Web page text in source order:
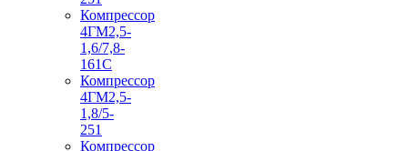
Компрессор
4ГМ2,5-
1,6/7,8-
161С
Компрессор
4ГМ2,5-
1,8/5-
251
Компрессор